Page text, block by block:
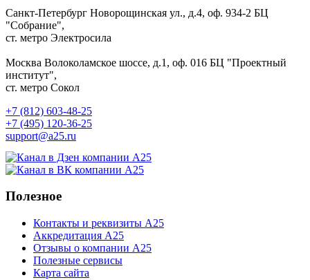
Санкт-Петербург Новорощинская ул., д.4, оф. 934-2 БЦ
"Собрание",
ст. метро Электросила
Москва Волоколамское шоссе, д.1, оф. 016 БЦ "Проектный
институт",
ст. метро Сокол
+7 (812) 603-48-25
+7 (495) 120-36-25
support@a25.ru
Полезное
Контакты и реквизиты А25
Аккредитация А25
Отзывы о компании А25
Полезные сервисы
Карта сайта